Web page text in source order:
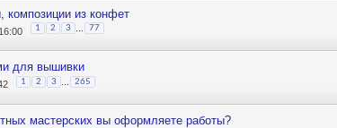
композиции из конфет
1 2 3 ... 77
для вышивки
1 2 3 265
мастерских вы оформляете работы?